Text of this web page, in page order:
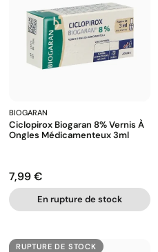
BIOGARAN
Ciclopirox Biogaran 8% Vernis À
Ongles Médicamenteux 3ml
Prix
7,99 €
En rupture de stock
RUPTURE DE STOCK